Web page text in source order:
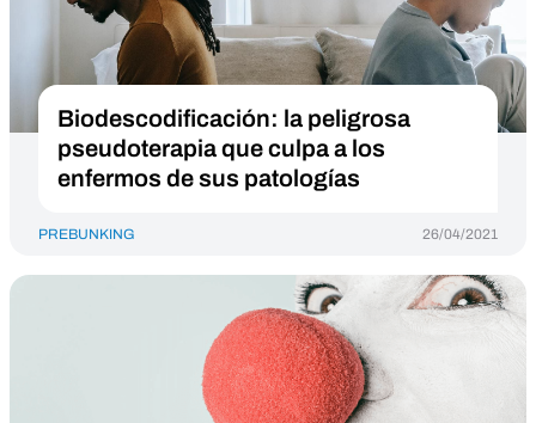
Biodescodificación: la peligrosa
pseudoterapia que culpa a los
enfermos de sus patologías
PREBUNKING 26/04/2021